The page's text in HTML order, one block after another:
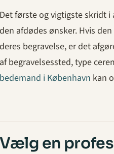
Det første og vigtigste skridt
den afdødes ønsker. Hvis
deres begravelse, er det
af begravelsessted, type
bedemand i København kan
Vælg en